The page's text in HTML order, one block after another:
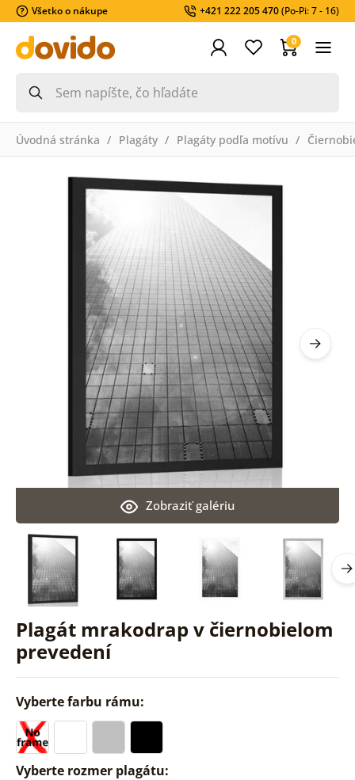
Všetko o nákupe +421 222 205 470(Po-Pi: 7 - 16)
0
Úvodná stránka Plagáty Plagáty podľa motívu
Plagát mrakodrap v čiernobielom
prevedení
Zobraziť galériu
Vyberte farbu rámu:
Vyberte rozmer plagátu: